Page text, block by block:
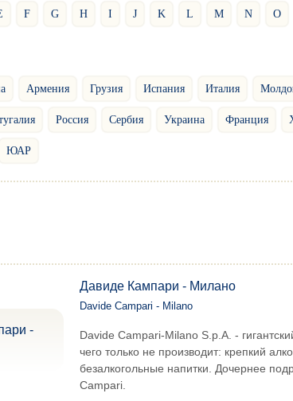
F G H I J K L M N O
Армения Грузия Испания Италия
Россия Сербия Украина Франция
ЮАР
Давиде Кампари - Милано
Davide Campari - Milano
Davide Campari-Milano S.p.A. -
чего только не производит: крепкий
безалкогольные напитки. Дочернее
Campari.